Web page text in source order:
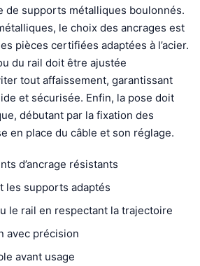
de supports métalliques boulonnés.
le choix des ancrages est
pièces certifiées adaptées à l’acier.
du rail doit être ajustée
tout affaissement, garantissant
et sécurisée. Enfin, la pose doit
débutant par la fixation des
en place du câble et son réglage.
d’ancrage résistants
les supports adaptés
le rail en respectant la trajectoire
avec précision
avant usage